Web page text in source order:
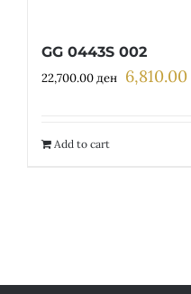
GG 0443S 002
22,700.00ден Original
6,810.00
Add to cart